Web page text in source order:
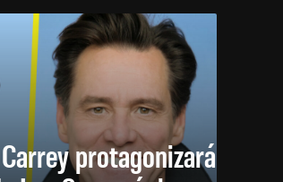
protagonizará